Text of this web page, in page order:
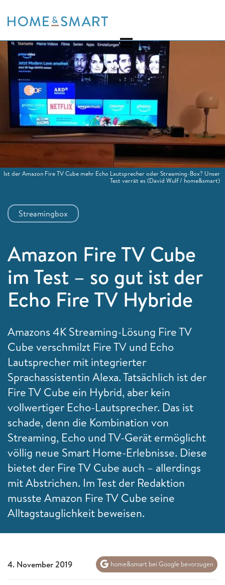
to
Streamingbox
Amazon Fire TV Cube
im Test – so gut ist der
Echo Fire TV Hybride
Amazons 4K Streaming-Lösung Fire TV
Cube verschmilzt Fire TV und Echo
Lautsprecher mit integrierter
Sprachassistentin Alexa. Tatsächlich ist der
Fire TV Cube ein Hybrid, aber kein
vollwertiger Echo-Lautsprecher. Das ist
schade, denn die Kombination von
Streaming, Echo und TV-Gerät ermöglicht
völlig neue Smart Home-Erlebnisse. Diese
bietet der Fire TV Cube auch – allerdings
mit Abstrichen. Im Test der Redaktion
musste Amazon Fire TV Cube seine
Alltagstauglichkeit beweisen.
Ist der Amazon Fire TV Cube mehr Echo Lautsprecher oder Streaming-Box? Unser
Test verrät es(David Wulf / home&smart)
4. November 2019 home&smart bei Google bevorzugen